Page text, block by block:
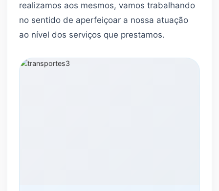
realizamos aos mesmos, vamos trabalhando
no sentido de aperfeiçoar a nossa atuação
ao nível dos serviços que prestamos.